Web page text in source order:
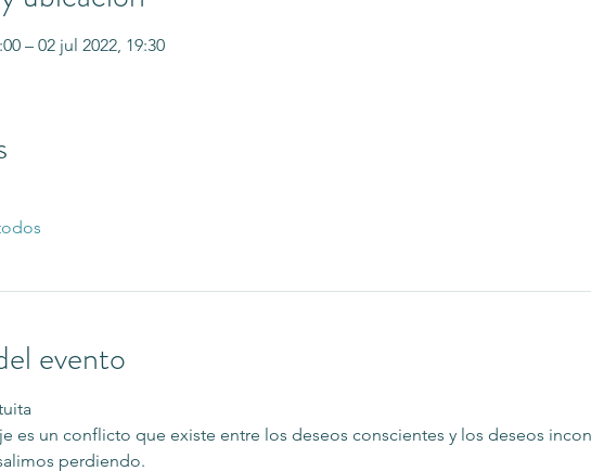
– 02 jul 2022, 19:30
evento
es un conflicto que existe entre los deseos conscientes y los deseos
perdiendo.